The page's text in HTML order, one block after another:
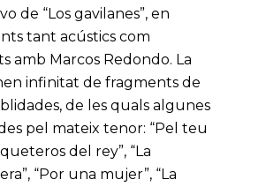
de “Los gavilanes”, en
tant acústics com
amb Marcos Redondo. La
infinitat de fragments de
de les quals algunes
pel mateix tenor: “Pel teu
del rey”, “La
“Por una mujer”, “La